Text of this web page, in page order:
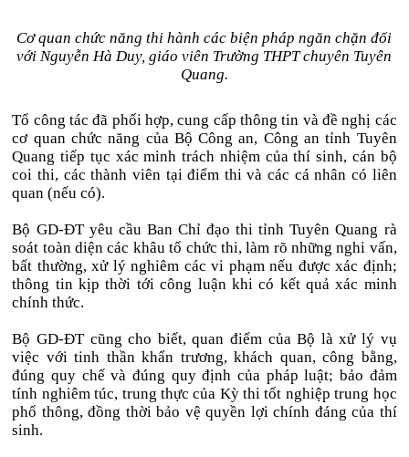
Cơ quan chức năng thi hành các biện pháp ngăn chặn đối
với Nguyễn Hà Duy, giáo viên Trường THPT chuyên Tuyên
Quang.
Tổ công tác đã phối hợp, cung cấp thông tin và đề nghị các
cơ quan chức năng của Bộ Công an, Công an tỉnh Tuyên
Quang tiếp tục xác minh trách nhiệm của thí sinh, cán bộ
coi thi, các thành viên tại điểm thi và các cá nhân có liên
quan (nếu có).
Bộ GD-ĐT yêu cầu Ban Chỉ đạo thi tỉnh Tuyên Quang rà
soát toàn diện các khâu tổ chức thi, làm rõ những nghi vấn,
bất thường, xử lý nghiêm các vi phạm nếu được xác định;
thông tin kịp thời tới công luận khi có kết quả xác minh
chính thức.
Bộ GD-ĐT cũng cho biết, quan điểm của Bộ là xử lý vụ
việc với tinh thần khẩn trương, khách quan, công bằng,
đúng quy chế và đúng quy định của pháp luật; bảo đảm
tính nghiêm túc, trung thực của Kỳ thi tốt nghiệp trung học
phổ thông, đồng thời bảo vệ quyền lợi chính đáng của thí
sinh.